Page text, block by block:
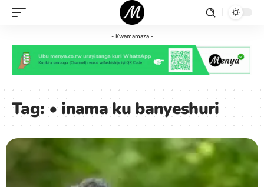
- Kwamamaza -
Tag:• inama ku banyeshuri